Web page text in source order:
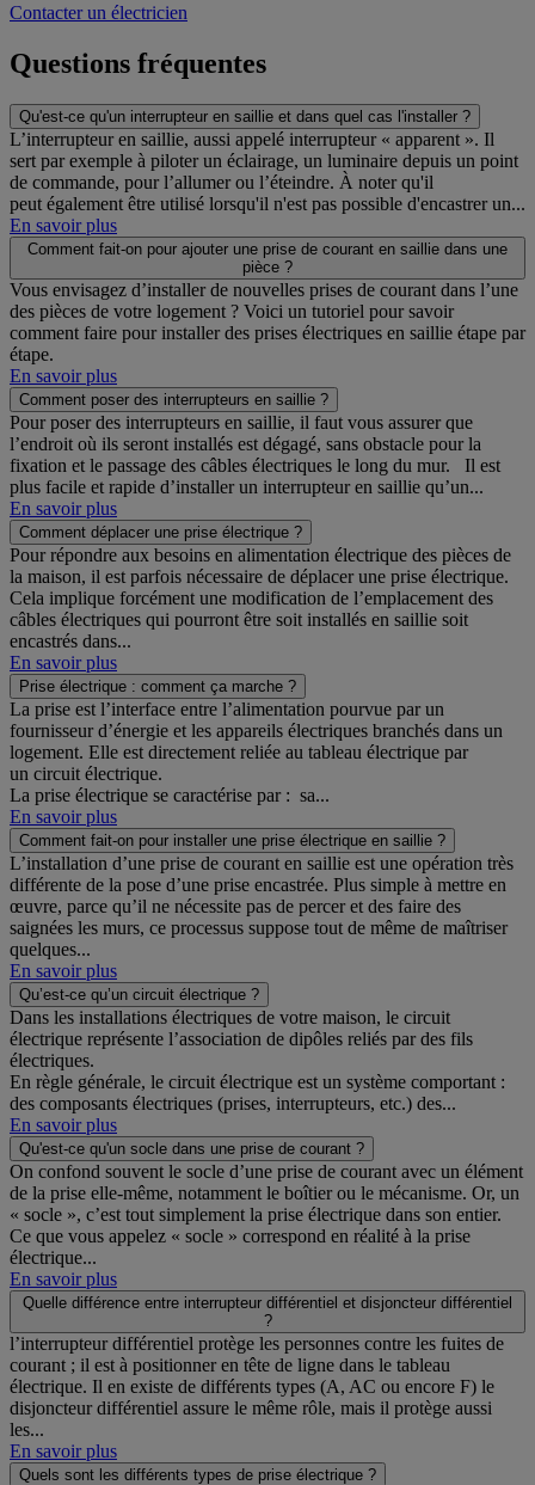
Contacter un électricien
Questions fréquentes
Qu'est-ce qu'un interrupteur en saillie et dans quel cas l'installer ?
L’interrupteur en saillie, aussi appelé interrupteur « apparent ». Il
sert par exemple à piloter un éclairage, un luminaire depuis un point
de commande, pour l’allumer ou l’éteindre. À noter qu'il
peut également être utilisé lorsqu'il n'est pas possible d'encastrer un...
En savoir plus
Comment fait-on pour ajouter une prise de courant en saillie dans une
pièce ?
Vous envisagez d’installer de nouvelles prises de courant dans l’une
des pièces de votre logement ? Voici un tutoriel pour savoir
comment faire pour installer des prises électriques en saillie étape par
étape.
En savoir plus
Comment poser des interrupteurs en saillie ?
Pour poser des interrupteurs en saillie, il faut vous assurer que
l’endroit où ils seront installés est dégagé, sans obstacle pour la
fixation et le passage des câbles électriques le long du mur. Il est
plus facile et rapide d’installer un interrupteur en saillie qu’un...
En savoir plus
Comment déplacer une prise électrique ?
Pour répondre aux besoins en alimentation électrique des pièces de
la maison, il est parfois nécessaire de déplacer une prise électrique.
Cela implique forcément une modification de l’emplacement des
câbles électriques qui pourront être soit installés en saillie soit
encastrés dans...
En savoir plus
Prise électrique : comment ça marche ?
La prise est l’interface entre l’alimentation pourvue par un
fournisseur d’énergie et les appareils électriques branchés dans un
logement. Elle est directement reliée au tableau électrique par
un circuit électrique.
La prise électrique se caractérise par : sa...
En savoir plus
Comment fait-on pour installer une prise électrique en saillie ?
L’installation d’une prise de courant en saillie est une opération très
différente de la pose d’une prise encastrée. Plus simple à mettre en
œuvre, parce qu’il ne nécessite pas de percer et des faire des
saignées les murs, ce processus suppose tout de même de maîtriser
quelques...
En savoir plus
Qu’est-ce qu’un circuit électrique ?
Dans les installations électriques de votre maison, le circuit
électrique représente l’association de dipôles reliés par des fils
électriques.
En règle générale, le circuit électrique est un système comportant :
des composants électriques (prises, interrupteurs, etc.) des...
En savoir plus
Qu'est-ce qu'un socle dans une prise de courant ?
On confond souvent le socle d’une prise de courant avec un élément
de la prise elle-même, notamment le boîtier ou le mécanisme. Or, un
« socle », c’est tout simplement la prise électrique dans son entier.
Ce que vous appelez « socle » correspond en réalité à la prise
électrique...
En savoir plus
Quelle différence entre interrupteur différentiel et disjoncteur différentiel
?
l’interrupteur différentiel protège les personnes contre les fuites de
courant ; il est à positionner en tête de ligne dans le tableau
électrique. Il en existe de différents types (A, AC ou encore F) le
disjoncteur différentiel assure le même rôle, mais il protège aussi
les...
En savoir plus
Quels sont les différents types de prise électrique ?